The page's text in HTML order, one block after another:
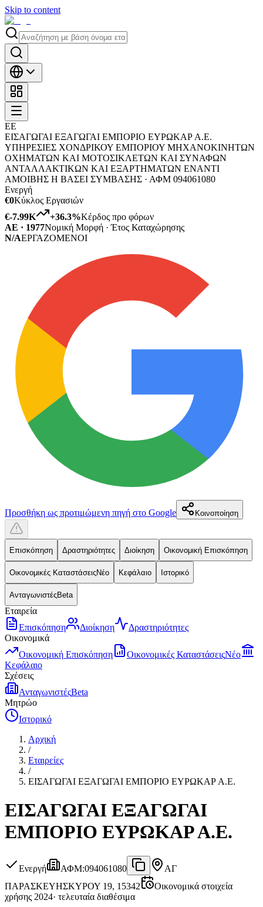
Skip to content
ΕΕ
ΕΙΣΑΓΩΓΑΙ ΕΞΑΓΩΓΑΙ ΕΜΠΟΡΙΟ ΕΥΡΩΚΑΡ Α.Ε.
ΥΠΗΡΕΣΙΕΣ ΧΟΝΔΡΙΚΟΥ ΕΜΠΟΡΙΟΥ ΜΗΧΑΝΟΚΙΝΗΤΩΝ
ΟΧΗΜΑΤΩΝ ΚΑΙ ΜΟΤΟΣΙΚΛΕΤΩΝ ΚΑΙ ΣΥΝΑΦΩΝ
ΑΝΤΑΛΛΑΚΤΙΚΩΝ ΚΑΙ ΕΞΑΡΤΗΜΑΤΩΝ ΕΝΑΝΤΙ
ΑΜΟΙΒΗΣ Η ΒΑΣΕΙ ΣΥΜΒΑΣΗΣ · ΑΦΜ 094061080
Ενεργή
€0Κύκλος Εργασιών
€-7.99K
+36.3%Κέρδος προ φόρων
ΑΕ · 1977Νομική Μορφή · Έτος Καταχώρησης
N/AΕΡΓΑΖΟΜΕΝΟΙ
Προσθήκη ως προτιμώμενη πηγή στο Google Κοινοποίηση
Επισκόπηση Δραστηριότητες Διοίκηση Οικονομική Επισκόπηση
Οικονομικές ΚαταστάσειςΝέο Κεφάλαιο Ιστορικό
ΑνταγωνιστέςBeta
Εταιρεία
Επισκόπηση
Διοίκηση
Δραστηριότητες
Οικονομικά
Οικονομική Επισκόπηση
Οικονομικές ΚαταστάσειςΝέο
Κεφάλαιο
Σχέσεις
ΑνταγωνιστέςBeta
Μητρώο
Ιστορικό
Αρχική
/
Εταιρείες
/
ΕΙΣΑΓΩΓΑΙ ΕΞΑΓΩΓΑΙ ΕΜΠΟΡΙΟ ΕΥΡΩΚΑΡ Α.Ε.
ΕΙΣΑΓΩΓΑΙ ΕΞΑΓΩΓΑΙ
ΕΜΠΟΡΙΟ ΕΥΡΩΚΑΡ Α.Ε.
Ενεργή ΑΦΜ:094061080
ΑΓ
ΠΑΡΑΣΚΕΥΗΣΚΥΡΟΥ 19, 15342
Οικονομικά στοιχεία
χρήσης 2024· τελευταία διαθέσιμα